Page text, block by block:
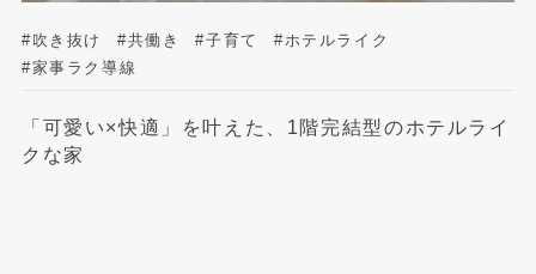
#吹き抜け #共働き #子育て
#ホテルライク
#家事ラク導線
「可愛い×快適」を叶えた、1階完結型のホテルライ
クな家